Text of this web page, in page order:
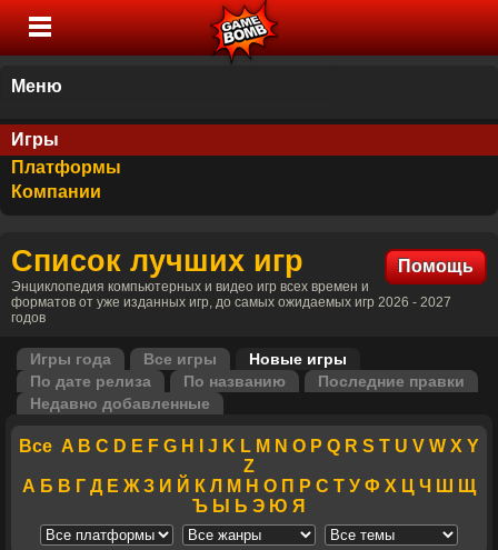
Меню
Игры
Платформы
Компании
Помощь
Список лучших игр
Энциклопедия компьютерных и видео игр всех времен и
форматов от уже изданных игр, до самых ожидаемых игр 2026 - 2027
годов
Игры года Все игры
Новые игры
По дате релиза
По названию
Последние правки
Недавно добавленные
Все A B C D E F G H J K L M N O P Q R S T U V W X Y
Z
А Б В Г Д Е Ж З И Й К Л М Н О П Р С Т У Ф Х Ц Ч Ш Щ
Ъ Ы Ь Э Ю Я